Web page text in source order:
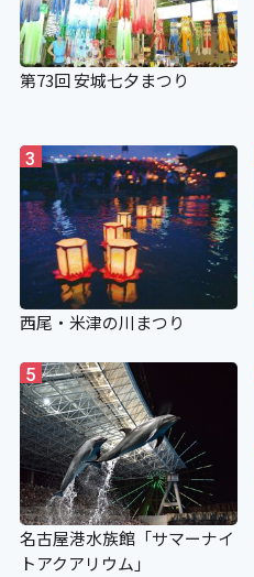
第73回 安城七夕まつり
3
西尾・米津の川まつり
5
名古屋港水族館「サマーナイ
トアクアリウム」